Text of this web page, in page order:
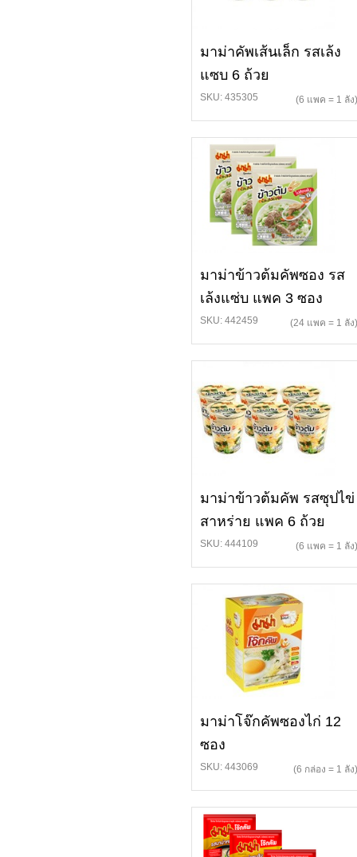
มาม่าคัพเส้นเล็ก รสเล้ง
แซบ 6 ถ้วย
SKU: 435305 (6 แพค = 1 ลัง)
มาม่าข้าวต้มคัพซอง รส
เล้งแซ่บ แพค 3 ซอง
SKU: 442459 (24 แพค = 1 ลัง)
มาม่าข้าวต้มคัพ รสซุปไข่
สาหร่าย แพค 6 ถ้วย
SKU: 444109 (6 แพค = 1 ลัง)
มาม่าโจ๊กคัพซองไก่ 12
ซอง
SKU: 443069 (6 กล่อง = 1 ลัง)